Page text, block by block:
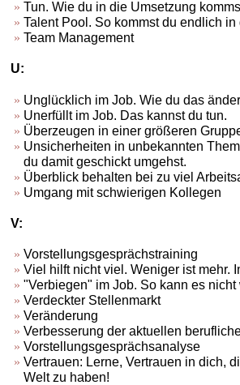
Tun. Wie du in die Umsetzung
Talent Pool. So kommst du endlich in
Team Management
U:
Unglücklich im Job. Wie du das
Unerfüllt im Job. Das kannst du tun.
Überzeugen in einer größeren
Unsicherheiten in unbekannten
du damit geschickt umgehst.
Überblick behalten bei zu viel
Umgang mit schwierigen Kollegen
V:
Vorstellungsgesprächstraining
Viel hilft nicht viel. Weniger ist mehr.
"Verbiegen" im Job. So kann es nicht
Verdeckter Stellenmarkt
Veränderung
Verbesserung der aktuellen
Vorstellungsgesprächsanalyse
Vertrauen: Lerne, Vertrauen in dich,
Welt zu haben!